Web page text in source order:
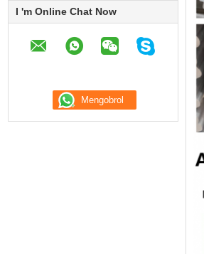
I 'm Online Chat Now